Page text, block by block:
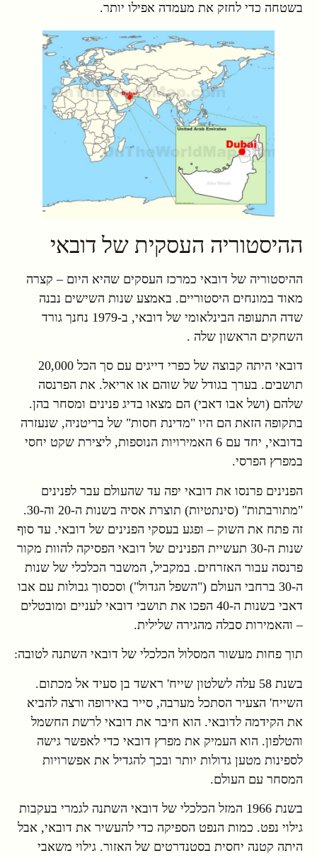
בשטחה כדי לחזק את מעמדה אפילו יותר.
ההיסטוריה העסקית של דובאי
ההיסטוריה של דובאי כמרכז העסקים שהיא היום – קצרה
מאוד במונחים היסטוריים. באמצע שנות השישים נבנה
שדה התעופה הבינלאומי של דובאי, ב-1979 נחנך גורד
השחקים הראשון שלה .
דובאי היתה קבוצה של כפרי דייגים עם סך הכל 20,000
תושבים. בערך בגודל של שוהם או אריאל. את הפרנסה
שלהם (ושל אבו דאבי) הם מצאו בדיג פנינים ומסחר בהן.
בתקופה הזאת הם היו "מדינת חסות" של בריטניה, שנעזרה
בדובאי, יחד עם 6 האמירויות הנוספות, ליצירת שקט יחסי
במפרץ הפרסי.
הפנינים פרנסו את דובאי יפה עד שהעולם עבר לפנינים
"מתורבתות" (סינתטיות) תוצרת אסיה בשנות ה-20 וה-30.
זה פתח את השוק – ופגע בעסקי הפנינים של דובאי. עד סוף
שנות ה-30 תעשיית הפנינים של דובאי הפסיקה להוות מקור
פרנסה עבור האזרחים. במקביל, המשבר הכלכלי של שנות
ה-30 ברחבי העולם ("השפל הגדול") וסכסוך גבולות עם אבו
דאבי בשנות ה-40 הפכו את תושבי דובאי לעניים ומובטלים
– והאמירות סבלה מהגירה שלילית.
תוך פחות מעשור המסלול הכלכלי של דובאי השתנה לטובה:
בשנת 58 עלה לשלטון שייח' ראשד בן סעיד אל מכתום.
השייח' הצעיר הסתכל מערבה, סייר באירופה ורצה להביא
את הקידמה לדובאי. הוא חיבר את דובאי לרשת החשמל
והטלפון. הוא העמיק את מפרץ דובאי כדי לאפשר גישה
לספינות מטען גדולות יותר ובכך להגדיל את אפשרויות
המסחר עם העולם.
בשנת 1966 המזל הכלכלי של דובאי השתנה לגמרי בעקבות
גילוי נפט. כמות הנפט הספיקה כדי להעשיר את דובאי, אבל
היתה קטנה יחסית בסטנדרטים של האזור. גילוי משאבי